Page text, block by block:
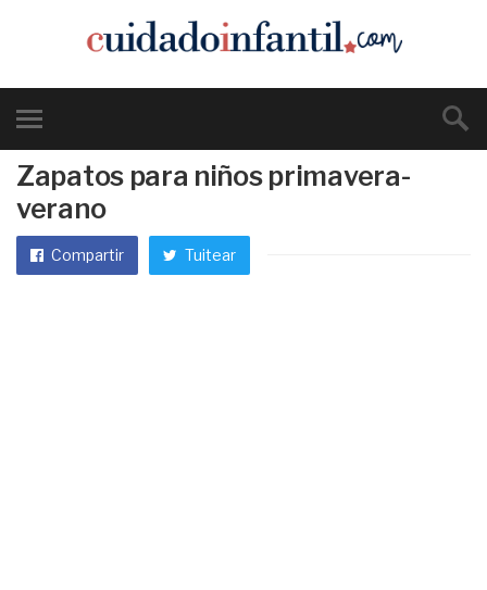
Zapatos para niños primavera-
verano
Compartir Tuitear